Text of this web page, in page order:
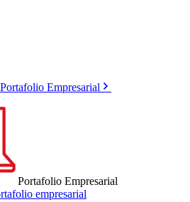
Portafolio Empresarial
Portafolio Empresarial
empresarial